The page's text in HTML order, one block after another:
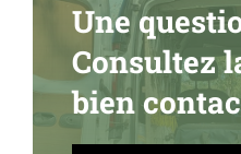
Une
Consultez
bien